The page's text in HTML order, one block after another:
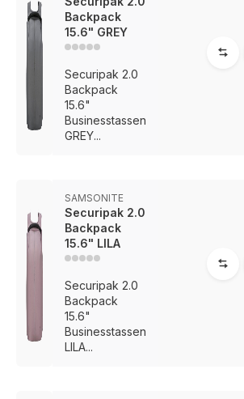
Backpack
15.6" GREY
Securipak 2.0
Backpack
15.6"
Businesstassen
GREY...
SAMSONITE
Securipak 2.0
Backpack
15.6" LILA
Securipak 2.0
Backpack
15.6"
Businesstassen
LILA...